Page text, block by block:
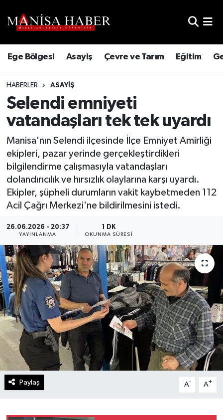
Ege Bölgesi Asayiş Çevre ve Tarım Eğitim
HABERLER ASAYIŞ
Selendi emniyeti
vatandaşları tek tek uyardı
Manisa'nın Selendi ilçesinde İlçe Emniyet Amirliği
ekipleri, pazar yerinde gerçekleştirdikleri
bilgilendirme çalışmasıyla vatandaşları
dolandırıcılık ve hırsızlık olaylarına karşı uyardı.
Ekipler, şüpheli durumların vakit kaybetmeden 112
Acil Çağrı Merkezi'ne bildirilmesini istedi.
26.06.2026 - 20:37
YAYINLANMA
1 DK
OKUNMA SÜRESI
Paylaş A- A+
Trafik Durumu
Süper Lig Puan Durumu ve Fikstür
Tüm Manşetler
Son Dakika Haberleri
Haber Arşivi